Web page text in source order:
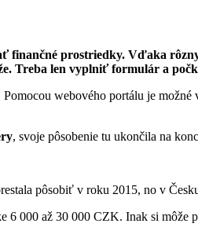
finančné prostriedky. Vďaka
Treba len vyplniť formulár a
webového portálu je
, svoje pôsobenie tu ukončila na
pôsobiť v roku 2015, no v
000 až 30 000 CZK. Inak si